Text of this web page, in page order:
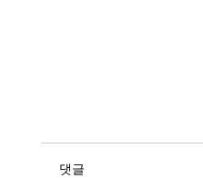
댓글